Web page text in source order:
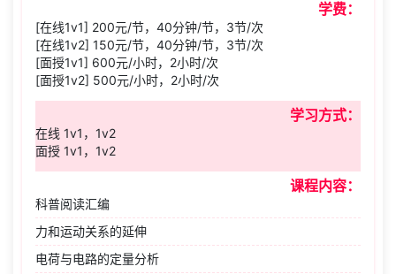
学费：
[在线1v1] 200元/节，40分钟/节，3节/次
[在线1v2] 150元/节，40分钟/节，3节/次
[面授1v1] 600元/小时，2小时/次
[面授1v2] 500元/小时，2小时/次
学习方式：
在线 1v1，1v2
面授 1v1，1v2
课程内容：
科普阅读汇编
力和运动关系的延伸
电荷与电路的定量分析